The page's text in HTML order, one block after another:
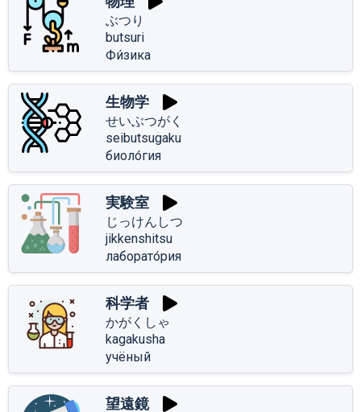
ぶつり
butsuri
Фи́зика
生物学
せいぶつがく
seibutsugaku
биоло́гия
実験室
じっけんしつ
jikkenshitsu
лаборато́рия
科学者
かがくしゃ
kagakusha
учёный
望遠鏡